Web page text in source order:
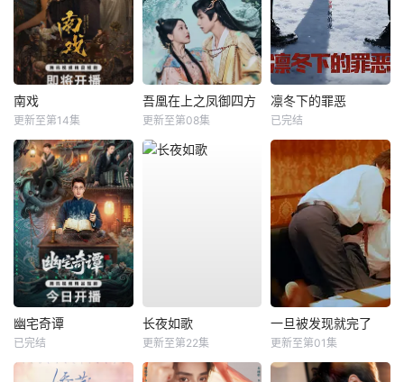
南戏
更新至第14集
吾凰在上之凤御四方
更新至第08集
凛冬下的罪恶
已完结
幽宅奇谭
已完结
长夜如歌
更新至第22集
一旦被发现就完了
更新至第01集